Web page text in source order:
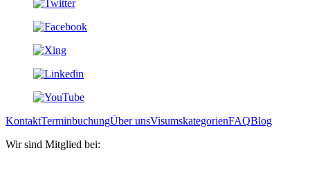
KontaktTerminbuchungÜber unsVisumskategorienFAQBlog
Wir sind Mitglied bei: